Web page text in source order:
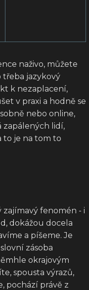
naživo, můžete
třeba jazykový
k nezaplacení,
v praxi a hodně se
nebo online,
zapálených lidí,
to je na tom to
zajímavý fenomén - i
dokážou docela
a píšeme. Je
zásoba
okrajovým
spousta výrazů,
pochází právě z